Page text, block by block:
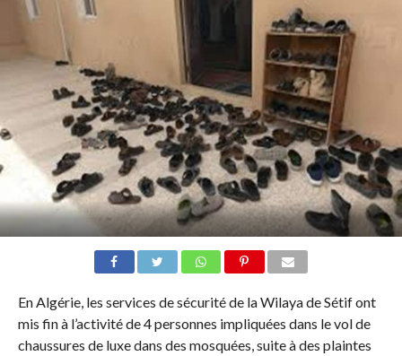
En Algérie, les services de sécurité de la Wilaya de Sétif ont
mis fin à l’activité de 4 personnes impliquées dans le vol de
chaussures de luxe dans des mosquées, suite à des plaintes